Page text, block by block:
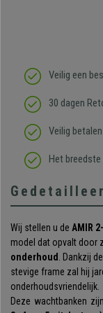
Veilig een
30 dagen
Veilig betalen
Het
Wij stellen u de AMIR
model dat opvalt door
onderhoud . Dankzij
stevige frame zal hij
onderhoudsvriendelijk.
Deze wachtbanken